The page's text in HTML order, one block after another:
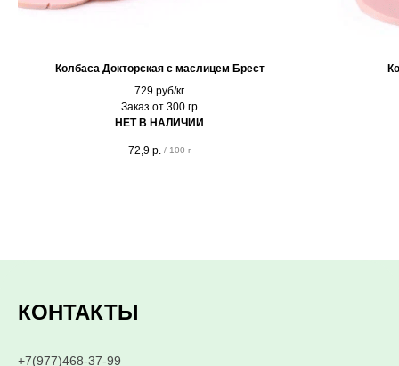
Колбаса Докторская с маслицем Брест
729 руб/кг
Заказ от 300 гр
НЕТ В НАЛИЧИИ
72,9 р. / 100 г
КОНТАКТЫ
+7(977)468-37-99